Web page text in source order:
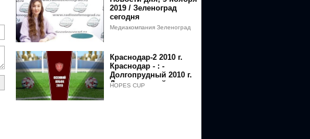
2019 / Зеленоград
сегодня
Медиакомпания Зеленоград
Краснодар-2 2010 г.
Краснодар - : -
Долгопрудный 2010 г.
Долгопрудный
HOPES CUP